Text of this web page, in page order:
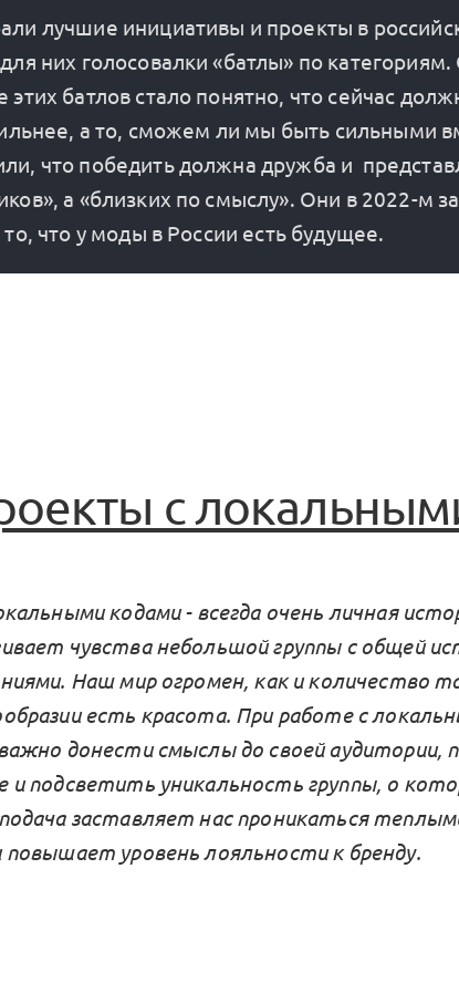
лучшие инициативы и проекты в
них голосовалки «батлы» по
этих батлов стало понятно, что сейчас
а то, сможем ли мы быть сильными
что победить должна дружба и
а «близких по смыслу». Они в 2022-м
с
кодами - всегда очень личная
чувства небольшой группы с общей
Наш мир огромен, как и количество
есть красота. При работе с
донести смыслы до своей аудитории,
и подсветить уникальность группы, о
заставляет нас проникаться
повышает уровень лояльности к бренду.